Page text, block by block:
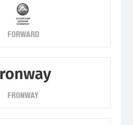
FORWARD
FRONWAY